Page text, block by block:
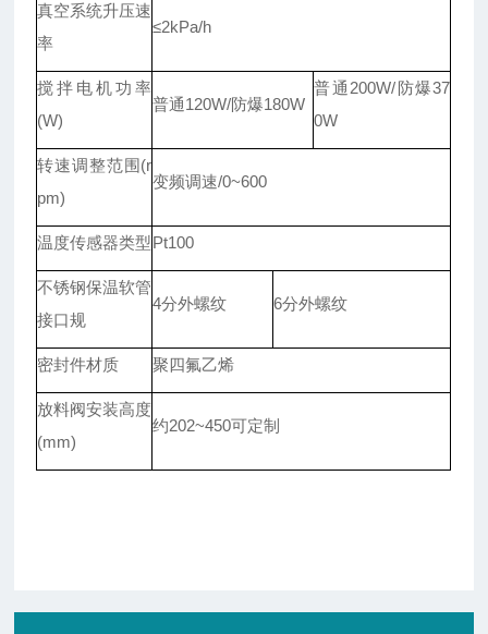
真空系统升压速
率
≤2kPa/h
搅拌电机功率
(W)
普通120W/防爆180W
普通200W/防爆37
0W
转速调整范围(r
pm)
变频调速/0~600
温度传感器类型Pt100
不锈钢保温软管
接口规
4分外螺纹 6分外螺纹
密封件材质 聚四氟乙烯
放料阀安装高度
(mm)
约202~450可定制